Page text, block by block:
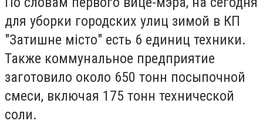
для уборки городских улиц зимой в КП
"Затишне місто" есть 6 единиц техники.
Также коммунальное предприятие
заготовило около 650 тонн посыпочной
смеси, включая 175 тонн технической
соли.